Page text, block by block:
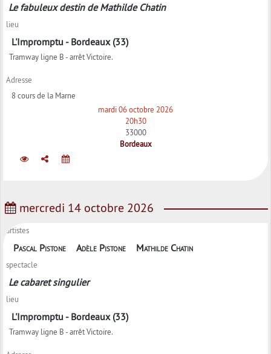
Le fabuleux destin de Mathilde Chatin
lieu
L'Impromptu - Bordeaux (33)
Tramway ligne B - arrêt Victoire.
Adresse
8 cours de la Marne
mardi 06 octobre 2026
20h30
33000
Bordeaux
mercredi 14 octobre 2026
artistes
Pascal Pistone Adèle Pistone Mathilde Chatin
spectacle
Le cabaret singulier
lieu
L'Impromptu - Bordeaux (33)
Tramway ligne B - arrêt Victoire.